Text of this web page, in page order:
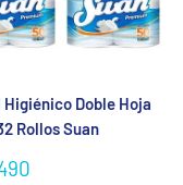
Higiénico Doble Hoja
Rollos Suan